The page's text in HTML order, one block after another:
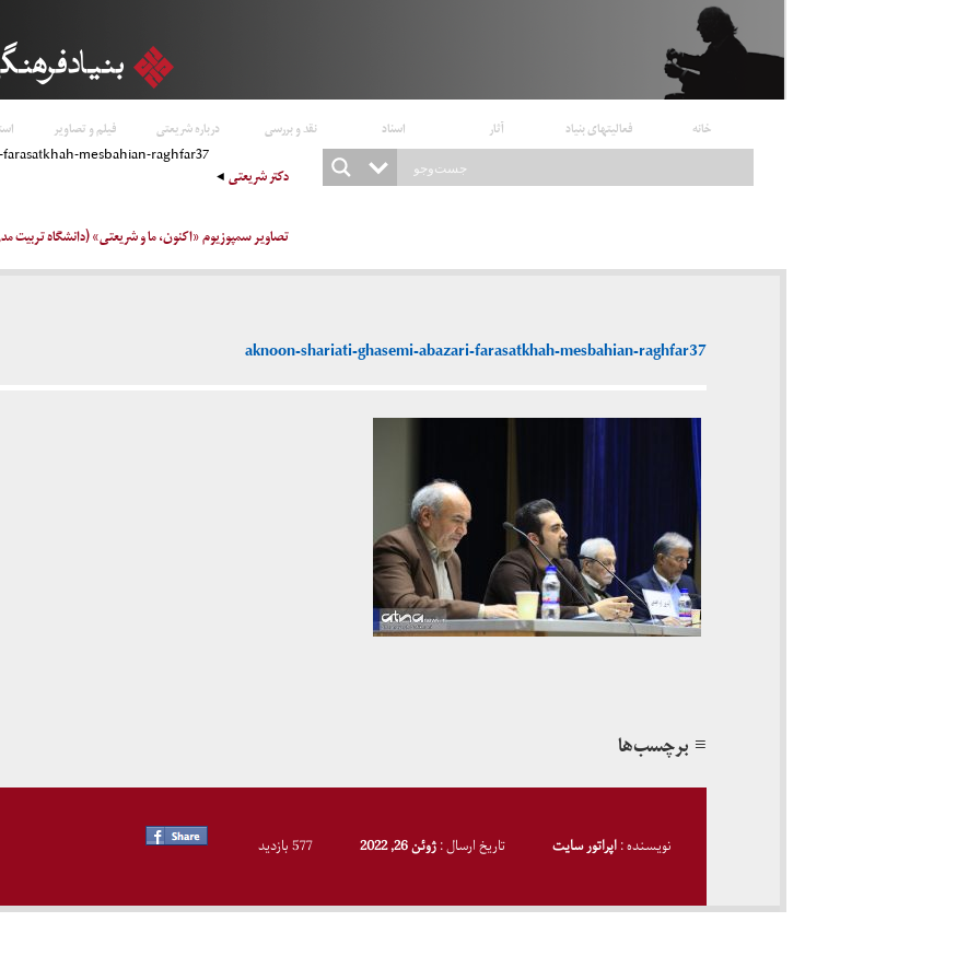
خانه فعالیتهای بنیاد آثار اسناد نقد و بررسی درباره شریعتی فیلم و تصاویر
دکتر شریعتی
تصاویر سمپوزیوم «اکنون، ما و شریعتی» (دانشگاه تربیت مدرس تالار
mesbahian-raghfar37
aknoon-shariati-ghasemi-abazari-farasatkhah-mesbahian-raghfar37
≡ برچسب‌ها
نویسنده :اپراتور سایت تاریخ ارسال :ژوئن 26, 2022 577 بازدید